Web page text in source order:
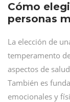
Cómo
personas
La elección de
temperamento
aspectos de
También es
emocionales y